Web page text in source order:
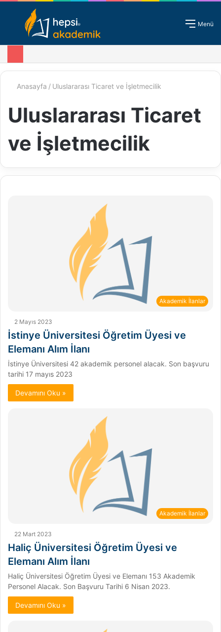
Giriş - Kayıt Menü
Anasayfa / Uluslararası Ticaret ve İşletmecilik
Uluslararası Ticaret
ve İşletmecilik
Akademik İlanlar
2 Mayıs 2023
İstinye Üniversitesi Öğretim Üyesi ve
Elemanı Alım İlanı
İstinye Üniversitesi 42 akademik personel alacak. Son başvuru
tarihi 17 mayıs 2023
Devamını Oku »
Akademik İlanlar
22 Mart 2023
Haliç Üniversitesi Öğretim Üyesi ve
Elemanı Alım İlanı
Haliç Üniversitesi Öğretim Üyesi ve Elemanı 153 Akademik
Personel Alacak. Son Başvuru Tarihi 6 Nisan 2023.
Devamını Oku »